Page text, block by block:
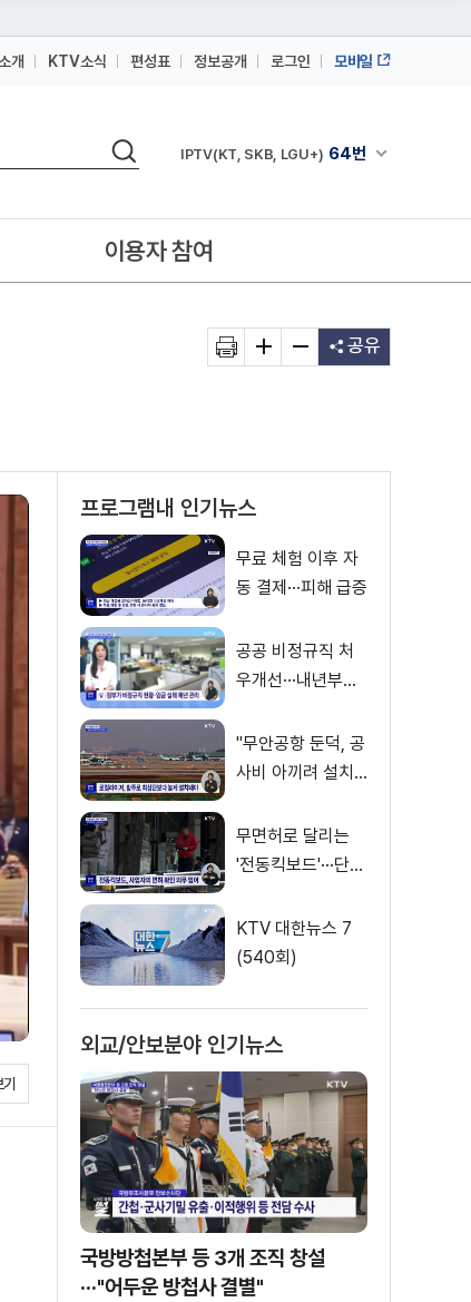
개 KTV소식 편성표 정보공개 로그인 모바일
검색 채널안내 펼쳐
IPTV(KT, SKB, LGU+) 64번
IPTV(KT, SKB, LGU+)
이용자 참여
공유
프로그램내 인기뉴스
무료 체험 이후 자
동 결제···피해 급증
공공 비정규직 처
우개선···내년부터
스의 맥]
"무안공항 둔덕, 공
사비 아끼려 설치···
무면허로 달리는
'전동킥보드'···단속
KTV 대한뉴스 7
(540회)
외교/안보분야 인기뉴스
국방방첩본부 등 3개 조직 창설
···"어두운 방첩사 결별"